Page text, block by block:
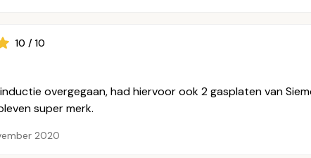
10 / 10
overgegaan, had hiervoor ook 2 gasplaten van
super merk.
2020